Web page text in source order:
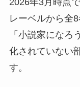
2026年3月時点
レーベルから全
「小説家になろ
化されていない
す。